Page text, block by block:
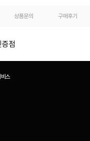
상품문의 구매후기
스